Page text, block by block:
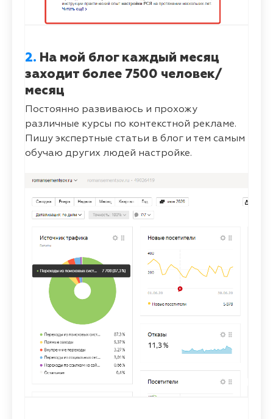
2. На мой блог каждый месяц
заходит более 7500 человек/
месяц
Постоянно развиваюсь и прохожу
различные курсы по контекстной рекламе.
Пишу экспертные статьи в блог и тем самым
обучаю других людей настройке.